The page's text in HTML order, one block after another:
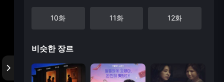
10화 11화 12화
비슷한 장르